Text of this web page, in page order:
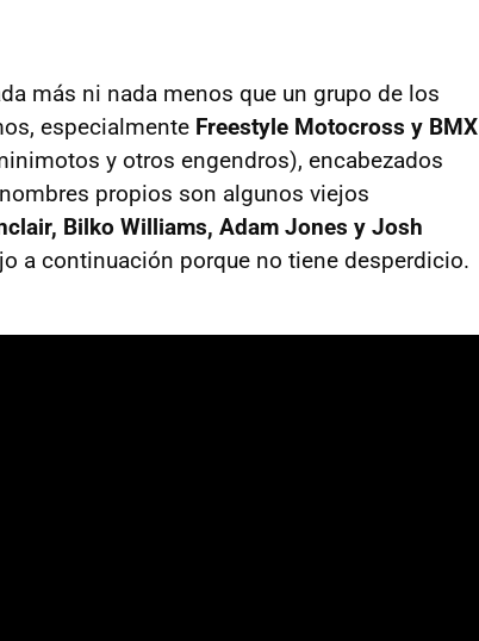
más ni nada menos que un grupo de los
especialmente Freestyle Motocross y BMX
y otros engendros), encabezados
propios son algunos viejos
Bilko Williams, Adam Jones y Josh
a continuación porque no tiene desperdicio.